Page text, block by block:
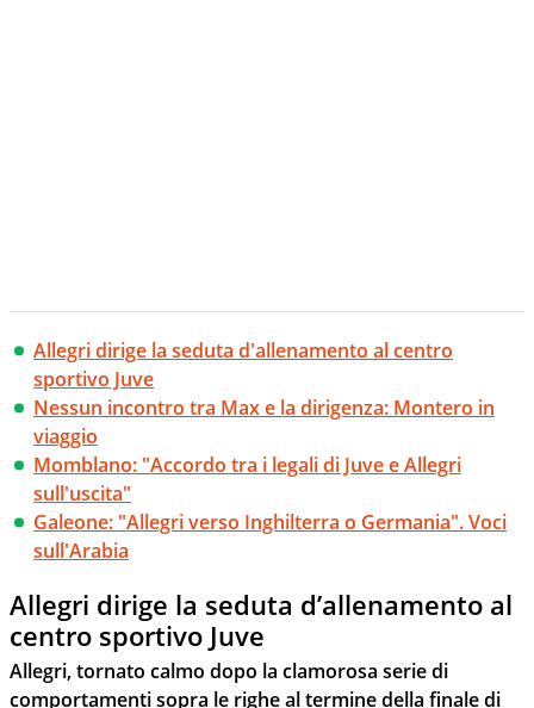
Allegri dirige la seduta d'allenamento al centro
sportivo Juve
Nessun incontro tra Max e la dirigenza: Montero in
viaggio
Momblano: "Accordo tra i legali di Juve e Allegri
sull'uscita"
Galeone: "Allegri verso Inghilterra o Germania". Voci
sull'Arabia
Allegri dirige la seduta d’allenamento al
centro sportivo Juve
Allegri, tornato calmo dopo la clamorosa serie di
comportamenti sopra le righe al termine della finale di